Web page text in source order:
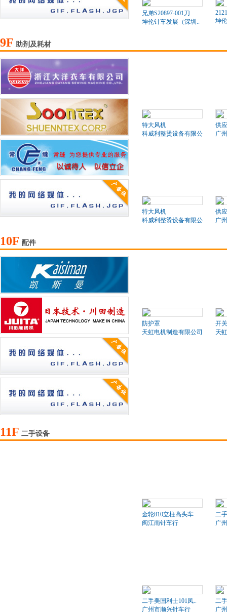
兄弟S20897-001刀
坤伦针车发展（深圳..
坤
9F 助剂及耗材
特大风机
科威利整烫设备有限公司
供
广
特大风机
科威利整烫设备有限公司
供
广
10F 配件
防护罩
天虹电机制造有限公司
开关
天
11F 二手设备
金轮810立柱高头车
闽江南针车行
二
广
二手美国利士101凤..
广州市顺兴针车行
二
广